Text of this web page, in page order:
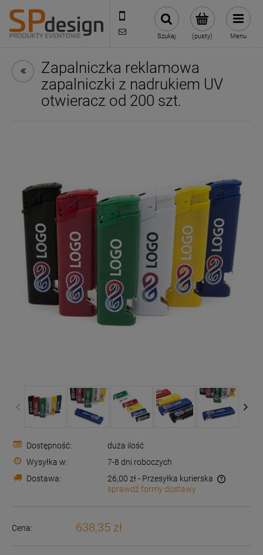
221002030
sklep@reklamydrukarnia.pl
(pusty)
Szukaj Menu
Zapalniczka reklamowa
zapalniczki z nadrukiem UV
otwieracz od 200 szt.
Dostępność:
duża ilość
Wysyłka w:
7-8 dni roboczych
Dostawa:
26,00 zł- Przesyłka kurierska
Cena nie zawiera ewentualnych kosztów płatności
sprawdź formy dostawy
Cena: 638,35 zł